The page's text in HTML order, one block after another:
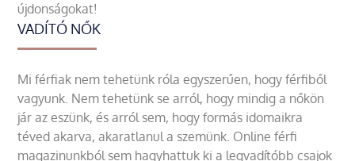
újdonságokat!
VADÍTÓ NŐK
Mi férfiak nem tehetünk róla egyszerűen, hogy férfiből
vagyunk. Nem tehetünk se arról, hogy mindig a nőkön
jár az eszünk, és arról sem, hogy formás idomaikra
téved akarva, akaratlanul a szemünk. Online férfi
magazinunkból sem hagyhattuk ki a legvadítóbb csajok